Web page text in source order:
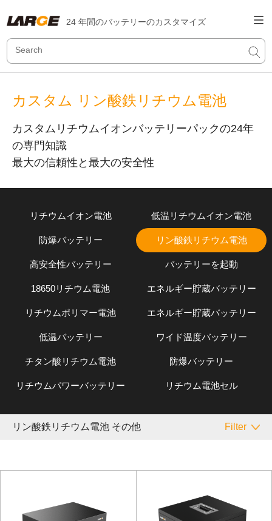
24 年間のバッテリーのカスタマイズ
カスタム リン酸鉄リチウム電池
カスタムリチウムイオンバッテリーパックの24年
の専門知識
最大の信頼性と最大の安全性
リチウムイオン電池 低温リチウムイオン電池
防爆バッテリー リン酸鉄リチウム電池
高安全性バッテリー バッテリーを起動
18650リチウム電池 エネルギー貯蔵バッテリー
リチウムポリマー電池 エネルギー貯蔵バッテリー
低温バッテリー ワイド温度バッテリー
チタン酸リチウム電池 防爆バッテリー
リチウムパワーバッテリー リチウム電池セル
リン酸鉄リチウム電池 その他 Filter